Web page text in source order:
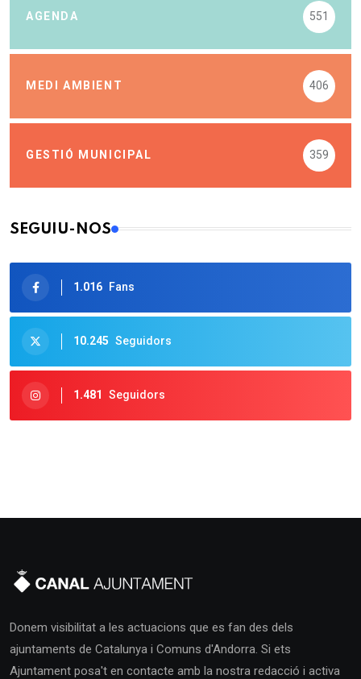
AGENDA 551
MEDI AMBIENT 406
GESTIÓ MUNICIPAL 359
SEGUIU-NOS
1.016 Fans
10.245 Seguidors
1.481 Seguidors
Donem visibilitat a les actuacions que es fan des dels
ajuntaments de Catalunya i Comuns d'Andorra. Si ets
Ajuntament posa't en contacte amb la nostra redacció i activa